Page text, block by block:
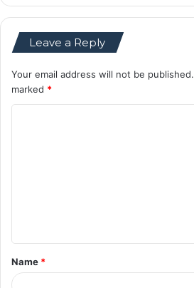
Leave a Reply
Your email address will not be published.
marked *
t
*
Name *